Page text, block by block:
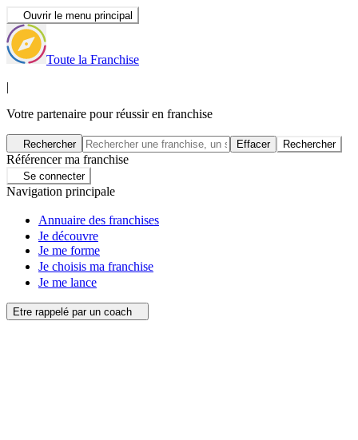
Ouvrir le menu principal
Toute la Franchise
|
Votre partenaire pour réussir en franchise
Rechercher Effacer Rechercher
Référencer ma franchise
Se connecter
Navigation principale
Annuaire des franchises
Je découvre
Je me forme
Je choisis ma franchise
Je me lance
Etre rappelé par un coach